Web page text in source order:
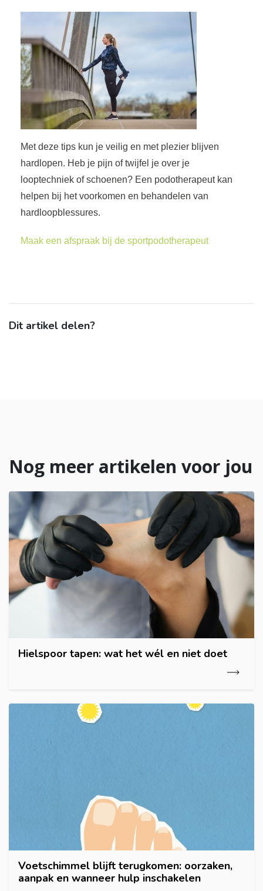
Met deze tips kun je veilig en met plezier blijven
hardlopen. Heb je pijn of twijfel je over je
looptechniek of schoenen? Een podotherapeut kan
helpen bij het voorkomen en behandelen van
hardloopblessures.
Maak een afspraak bij de sportpodotherapeut
Dit artikel delen?
Nog meer artikelen voor jou
Hielspoor tapen: wat het wél en niet doet
Voetschimmel blijft terugkomen: oorzaken,
aanpak en wanneer hulp inschakelen